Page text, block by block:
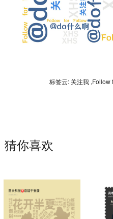
标签云: 关注我 ,Follow
猜你喜欢